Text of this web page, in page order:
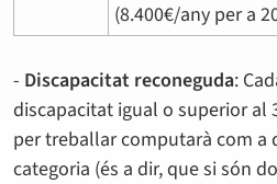
(8.400€/any per a
- Discapacitat reconeguda:
discapacitat igual o superior al
per treballar computarà com a
categoria (és a dir, que si són